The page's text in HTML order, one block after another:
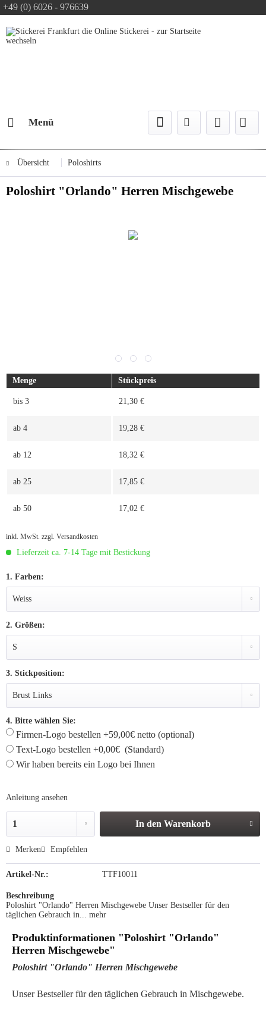
+49 (0) 6026 - 976639
Text-Logo kostenlos
Logo Konfiguration
Menü
Übersicht Poloshirts
Poloshirt "Orlando" Herren Mischgewebe
Menge Stückpreis
bis 3 21,30 €
ab 4 19,28 €
ab 12 18,32 €
ab 25 17,85 €
ab 50 17,02 €
inkl. MwSt. zzgl. Versandkosten
Lieferzeit ca. 7-14 Tage mit Bestickung
1. Farben:
2. Größen:
3. Stickposition:
4. Bitte wählen Sie:
Firmen-Logo bestellen +59,00€ netto (optional)
Text-Logo bestellen +0,00€ (Standard)
Wir haben bereits ein Logo bei Ihnen
Anleitung ansehen
In den Warenkorb
Merken Empfehlen
Artikel-Nr.: TTF10011
Beschreibung
Poloshirt "Orlando" Herren Mischgewebe Unser Bestseller für den
täglichen Gebrauch in... mehr
Produktinformationen "Poloshirt "Orlando"
Herren Mischgewebe"
Poloshirt "Orlando" Herren Mischgewebe
Unser Bestseller für den täglichen Gebrauch in Mischgewebe.